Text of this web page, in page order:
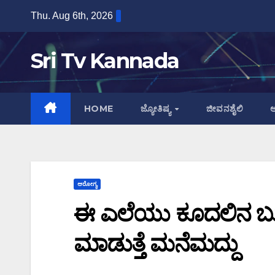
content
Thu. Aug 6th, 2026
Sri Tv Kannada
HOME ಜ್ಯೋತಿಷ್ಯ ಜೀವನಶೈಲಿ
ಆರೋಗ್ಯ
ಈ ಎಲೆಯು ಕೂದಲಿನ
ಮಾಡುತ್ತೆ ಮನೆಮದ್ದು